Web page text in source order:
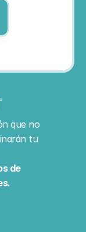
que no
tu
de